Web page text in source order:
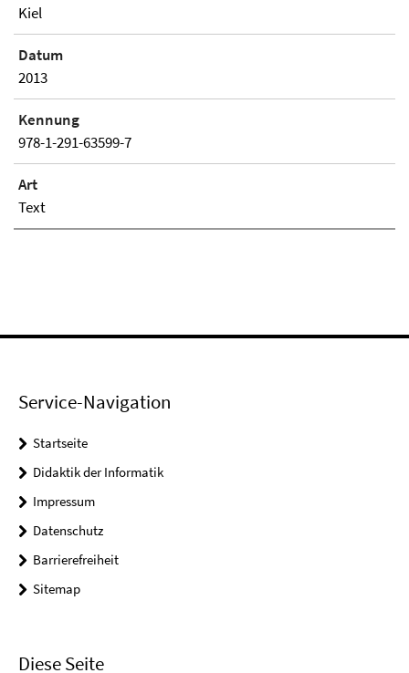
Kiel
Datum
2013
Kennung
978-1-291-63599-7
Art
Text
Service-Navigation
Startseite
Didaktik der Informatik
Impressum
Datenschutz
Barrierefreiheit
Sitemap
Diese Seite